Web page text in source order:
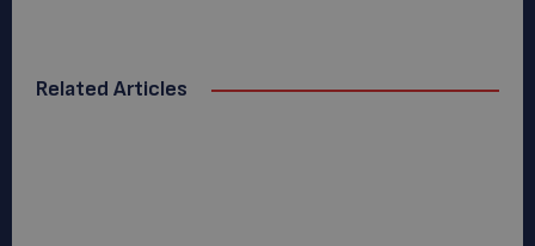
Related Articles